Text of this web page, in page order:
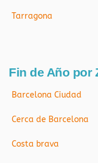
Tarragona
Fin de Año por
Barcelona Ciudad
Cerca de Barcelona
Costa brava